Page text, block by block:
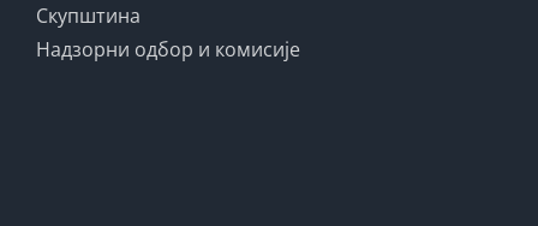
Скупштина
Надзорни одбор и комисије